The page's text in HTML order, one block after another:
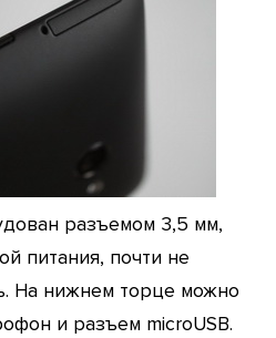
разъемом 3,5 мм,
питания, почти не
На нижнем торце можно
и разъем microUSB.